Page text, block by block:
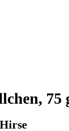
75